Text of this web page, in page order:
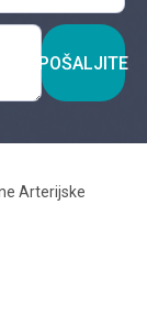
POŠALJITE
Arterijske